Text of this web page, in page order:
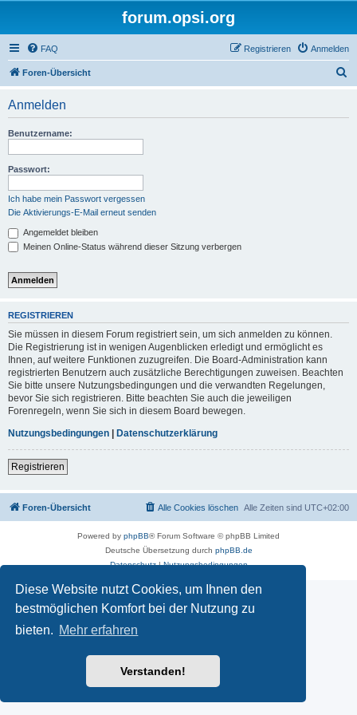
Diese Website nutzt Cookies, um Ihnen den
bestmöglichen Komfort bei der Nutzung zu
bieten. Mehr erfahren
Verstanden!
forum.opsi.org
FAQ Anmelden
Registrieren
Foren-Übersicht
Anmelden
Benutzername:
Passwort:
Ich habe mein Passwort vergessen
Die Aktivierungs-E-Mail erneut senden
Angemeldet bleiben
Meinen Online-Status während dieser Sitzung verbergen
REGISTRIEREN
Sie müssen in diesem Forum registriert sein, um sich anmelden zu können.
Die Registrierung ist in wenigen Augenblicken erledigt und ermöglicht es
Ihnen, auf weitere Funktionen zuzugreifen. Die Board-Administration kann
registrierten Benutzern auch zusätzliche Berechtigungen zuweisen. Beachten
Sie bitte unsere Nutzungsbedingungen und die verwandten Regelungen,
bevor Sie sich registrieren. Bitte beachten Sie auch die jeweiligen
Forenregeln, wenn Sie sich in diesem Board bewegen.
Nutzungsbedingungen | Datenschutzerklärung
Registrieren
Foren-Übersicht Alle Zeiten sind UTC+02:00
Alle Cookies löschen
Powered by phpBB® Forum Software © phpBB Limited
Deutsche Übersetzung durch phpBB.de
Datenschutz|Nutzungsbedingungen